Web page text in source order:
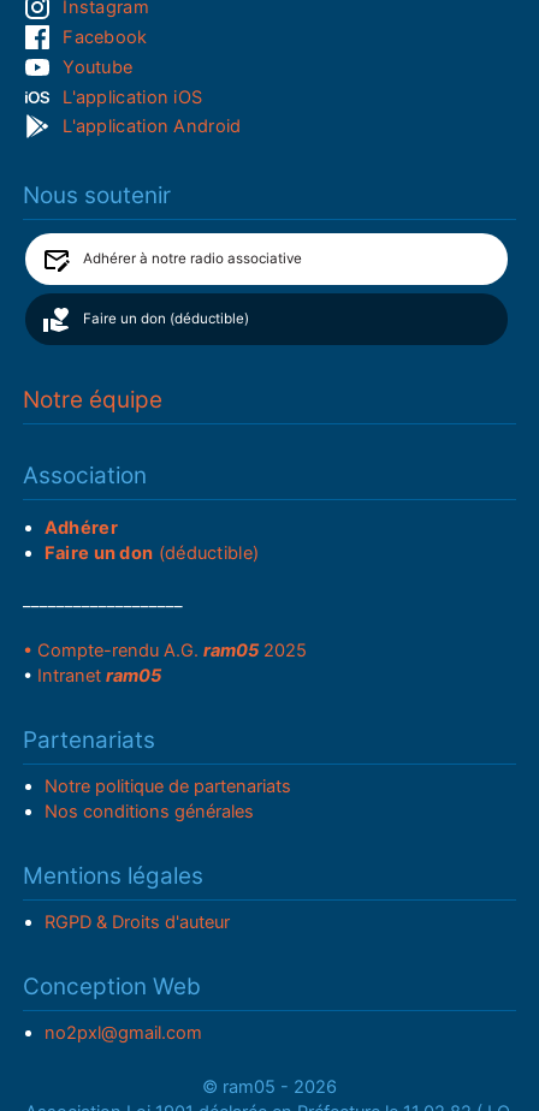
Instagram
Facebook
Youtube
L'application iOS
L'application Android
Nous soutenir
Adhérer à notre radio associative
Faire un don (déductible)
Notre équipe
Association
Adhérer
Faire un don (déductible)
• Compte-rendu A.G.ram05 2025
• Intranetram05
Partenariats
Notre politique de partenariats
Nos conditions générales
Mentions légales
RGPD & Droits d'auteur
Conception Web
no2pxl@gmail.com
© ram05 - 2026